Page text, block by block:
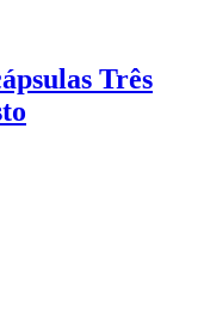
Três